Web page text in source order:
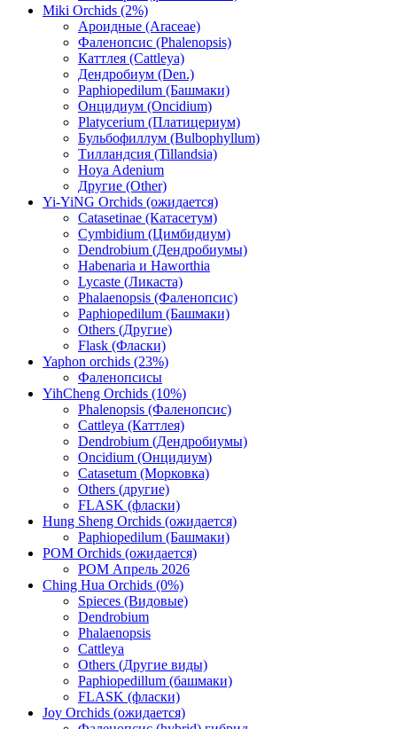
Miki Orchids (2%)
Ароидные (Araceae)
Фаленопсис (Phalenopsis)
Каттлея (Cattleya)
Дендробиум (Den.)
Paphiopedilum (Башмаки)
Онцидиум (Oncidium)
Platycerium (Платицериум)
Бульбофиллум (Bulbophyllum)
Тилландсия (Tillandsia)
Hoya Adenium
Другие (Other)
Yi-YiNG Orchids (ожидается)
Catasetinae (Катасетум)
Cymbidium (Цимбидиум)
Dendrobium (Дендробиумы)
Habenaria и Haworthia
Lycaste (Ликаста)
Phalaenopsis (Фаленопсис)
Paphiopedilum (Башмаки)
Others (Другие)
Flask (Фласки)
Yaphon orchids (23%)
Фаленопсисы
YihCheng Orchids (10%)
Phalenopsis (Фаленопсис)
Cattleya (Каттлея)
Dendrobium (Дендробиумы)
Oncidium (Онцидиум)
Catasetum (Морковка)
Others (другие)
FLASK (фласки)
Hung Sheng Orchids (ожидается)
Paphiopedilum (Башмаки)
POM Orchids (ожидается)
POM Апрель 2026
Ching Hua Orchids (0%)
Spieces (Видовые)
Dendrobium
Phalaenopsis
Cattleya
Others (Другие виды)
Paphiopedillum (башмаки)
FLASK (фласки)
Joy Orchids (ожидается)